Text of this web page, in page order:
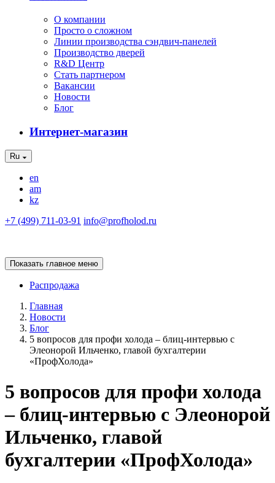
О компании
Просто о сложном
Линии производства сэндвич-панелей
Производство дверей
R&D Центр
Стать партнером
Вакансии
Новости
Блог
Интернет-магазин
Ru
en
am
kz
+7 (499) 711-03-91 info@profholod.ru
Показать главное меню
Распродажа
Главная
Новости
Блог
5 вопросов для профи холода – блиц-интервью с
Элеонорой Ильченко, главой бухгалтерии
«ПрофХолода»
5 вопросов для профи холода
– блиц-интервью с Элеонорой
Ильченко, главой
бухгалтерии «ПрофХолода»